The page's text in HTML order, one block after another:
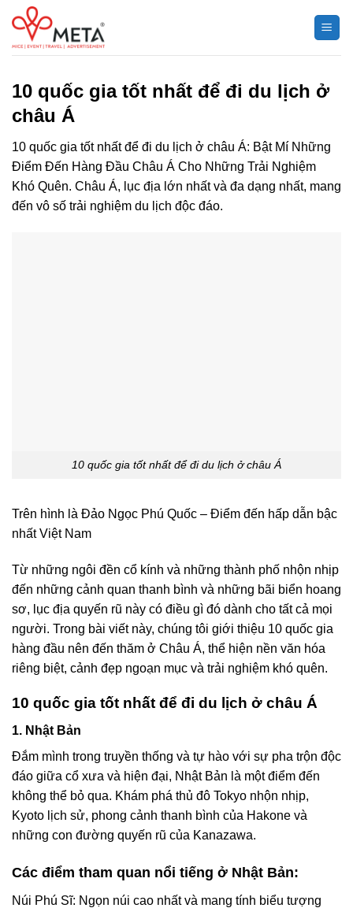
Chuyển
đến
nội
10 quốc gia tốt nhất để đi du lịch ở
châu Á
10 quốc gia tốt nhất để đi du lịch ở châu Á: Bật Mí Những
Điểm Đến Hàng Đầu Châu Á Cho Những Trải Nghiệm
Khó Quên. Châu Á, lục địa lớn nhất và đa dạng nhất, mang
đến vô số trải nghiệm du lịch độc đáo.
10 quốc gia tốt nhất để đi du lịch ở châu Á
Trên hình là Đảo Ngọc Phú Quốc – Điểm đến hấp dẫn bậc
nhất Việt Nam
Từ những ngôi đền cổ kính và những thành phố nhộn nhịp
đến những cảnh quan thanh bình và những bãi biển hoang
sơ, lục địa quyến rũ này có điều gì đó dành cho tất cả mọi
người. Trong bài viết này, chúng tôi giới thiệu 10 quốc gia
hàng đầu nên đến thăm ở Châu Á, thể hiện nền văn hóa
riêng biệt, cảnh đẹp ngoạn mục và trải nghiệm khó quên.
10 quốc gia tốt nhất để đi du lịch ở châu Á
1. Nhật Bản
Đắm mình trong truyền thống và tự hào với sự pha trộn độc
đáo giữa cổ xưa và hiện đại, Nhật Bản là một điểm đến
không thể bỏ qua. Khám phá thủ đô Tokyo nhộn nhịp,
Kyoto lịch sử, phong cảnh thanh bình của Hakone và
những con đường quyến rũ của Kanazawa.
Các điểm tham quan nổi tiếng ở Nhật Bản:
Núi Phú Sĩ: Ngọn núi cao nhất và mang tính biểu tượng